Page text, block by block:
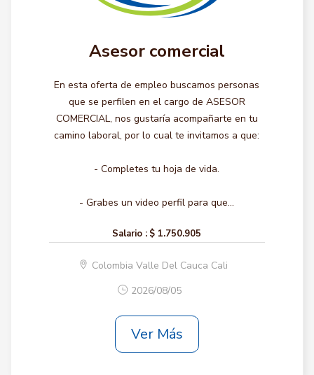
Asesor comercial
En esta oferta de empleo buscamos personas
que se perfilen en el cargo de ASESOR
COMERCIAL, nos gustaría acompañarte en tu
camino laboral, por lo cual te invitamos a que:
- Completes tu hoja de vida.
- Grabes un video perfil para que...
Salario : $ 1.750.905
Colombia Valle Del Cauca Cali
2026/08/05
Ver Más